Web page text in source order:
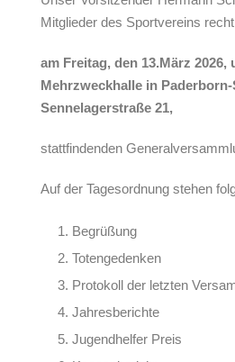
Mitglieder des Sportvereins
am Freitag, den 13.März 2026,
Mehrzweckhalle in Paderborn-
Sennelagerstraße 21,
stattfindenden
Auf der Tagesordnung stehen
Begrüßung
Totengedenken
Protokoll der letzten
Jahresberichte
Jugendhelfer Preis